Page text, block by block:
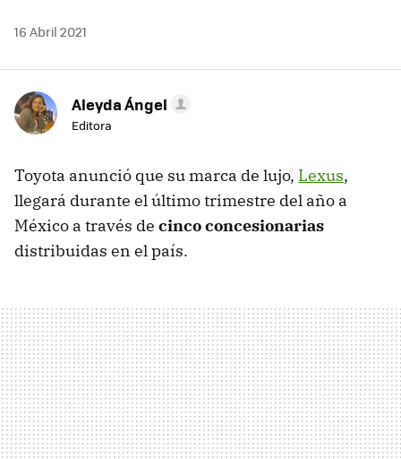
16 Abril 2021
Aleyda Ángel
Editora
Toyota anunció que su marca de lujo, Lexus,
llegará durante el último trimestre del año a
México a través de cinco concesionarias
distribuidas en el país.